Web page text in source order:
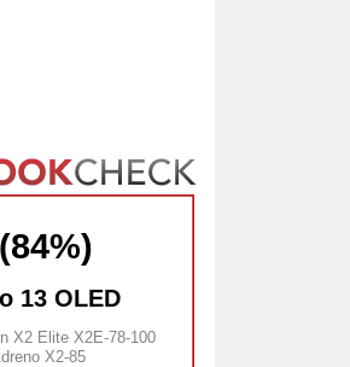
13 OLED
X2 Elite X2E-78-100
X2-85